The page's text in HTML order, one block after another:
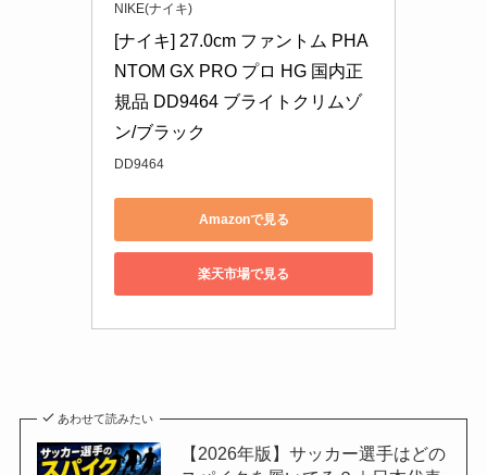
NIKE(ナイキ)
[ナイキ] 27.0cm ファントム PHA
NTOM GX PRO プロ HG 国内正
規品 DD9464 ブライトクリムゾ
ン/ブラック
DD9464
Amazonで見る
楽天市場で見る
あわせて読みたい
【2026年版】サッカー選手はどの